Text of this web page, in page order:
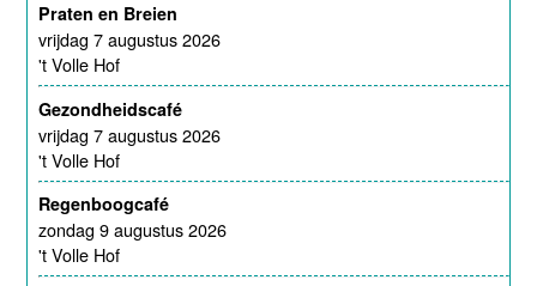
Praten en Breien
vrijdag 7 augustus 2026
't Volle Hof
Gezondheidscafé
vrijdag 7 augustus 2026
't Volle Hof
Regenboogcafé
zondag 9 augustus 2026
't Volle Hof